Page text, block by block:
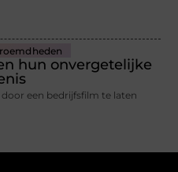
hun onvergetelijke
een bedrijfsfilm te laten